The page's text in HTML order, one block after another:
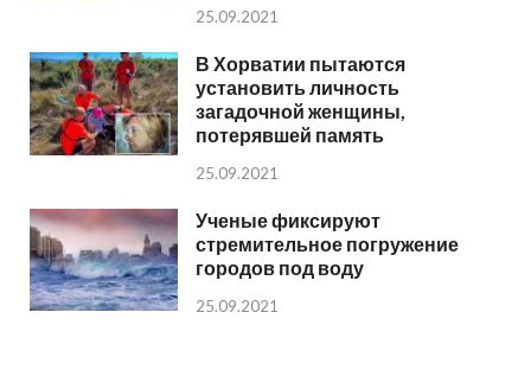
25.09.2021
В Хорватии пытаются
установить личность
загадочной женщины,
потерявшей память
25.09.2021
Ученые фиксируют
стремительное погружение
городов под воду
25.09.2021